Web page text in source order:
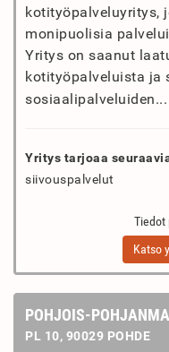
kotityöpalveluyritys,
monipuolisia
Yritys on saanut
kotityöpalveluista ja
sosiaalipalveluiden...
Yritys tarjoaa
siivouspalvelut
Tiedot
Katso
POHJOIS-
PL 10, 90029 POHDE